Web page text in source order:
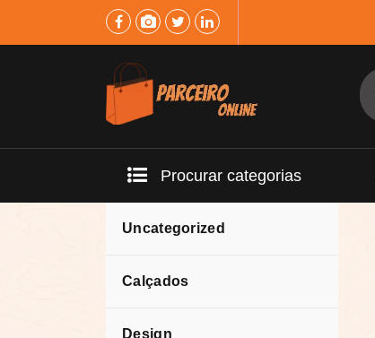
Procurar categorias
Uncategorized
Calçados
Design